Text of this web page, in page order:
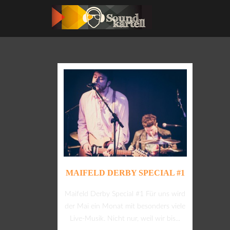
MAIFELD DERBY SPECIAL #1
Maifeld Derby Special #1 Für uns wird
der Mai ein Monat mit besonders viele
Live-Musik. Nicht nur, weil wir bis...